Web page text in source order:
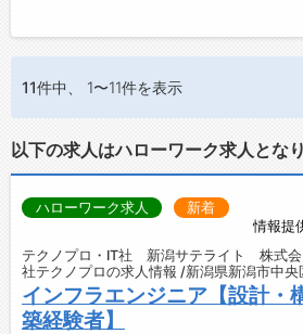
11件中、 1〜11件を表示
以下の求人はハローワーク求人となり
情報提
ハローワーク求人 新着
テクノプロ・IT社 新潟サテライト 株式会
社テクノプロの求人情報 /新潟県新潟市中央
インフラエンジニア【設計・
築経験者】